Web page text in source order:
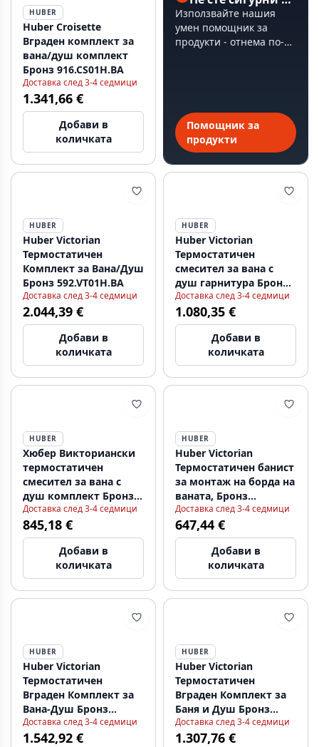
HUBER
Huber Croisette
Вграден комплект за
вана/душ комплект
Бронз 916.CS01H.BA
Доставка след 3-4 седмици
1.341,66 €
Добави в
количката
Използвайте нашия
умен помощник за
продукти - отнема по-
Помощник за
продукти
HUBER
Huber Victorian
Термостатичен
Комплект за Вана/Душ
Бронз 592.VT01H.BA
Доставка след 3-4 седмици
2.044,39 €
Добави в
количката
HUBER
Huber Victorian
Термостатичен
смесител за вана с
душ гарнитура Бронз
VTS2701027
Доставка след 3-4 седмици
1.080,35 €
Добави в
количката
HUBER
Хюбер Викториански
термостатичен
смесител за вана с
душ комплект Бронз
VTD2701027
Доставка след 3-4 седмици
845,18 €
Добави в
количката
HUBER
Huber Victorian
Термостатичен банист
за монтаж на борда на
ваната, Бронз
VTT6201027
Доставка след 3-4 седмици
647,44 €
Добави в
количката
HUBER
Huber Victorian
Термостатичен
Вграден Комплект за
Вана-Душ Бронз
914.VT01H.BA
Доставка след 3-4 седмици
1.542,92 €
HUBER
Huber Victorian
Термостатичен
Вграден Комплект за
Баня и Душ Бронз
915.VT01H.BA
Доставка след 3-4 седмици
1.307,76 €